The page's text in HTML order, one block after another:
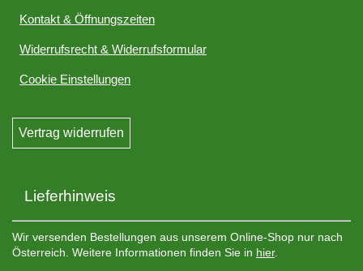
Kontakt & Öffnungszeiten
Widerrufsrecht & Widerrufsformular
Cookie Einstellungen
Vertrag widerrufen
Lieferhinweis
Wir versenden Bestellungen aus unserem Online-Shop nur nach
Österreich. Weitere Informationen finden Sie in hier.